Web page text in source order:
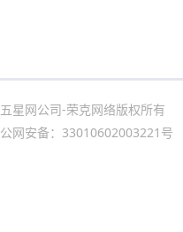
五星网公司-荣克网络版权所有
公网安备：33010602003221号